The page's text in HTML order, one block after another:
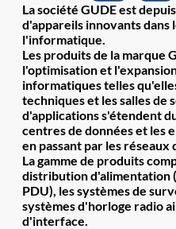
La société GUDE est
d'appareils innovants dans
l'informatique.
Les produits de la marque
l'optimisation et
informatiques telles
techniques et les salles de
d'applications s'étendent
centres de données et les
en passant par les réseaux
La gamme de produits
distribution d'alimentation
PDU), les systèmes de
systèmes d'horloge radio
d'interface.